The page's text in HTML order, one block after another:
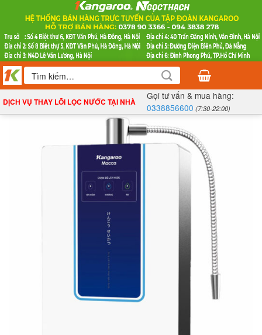
nội
dung
Tìm
kiếm:
DỊCH VỤ THAY LÕI LỌC NƯỚC TẠI NHÀ
Gọi tư vấn & mua hàng:
0338856600 (7:30-22:00)